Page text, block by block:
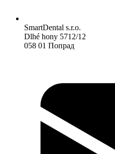
SmartDental s.r.o.
Dlhé hony 5712/12
058 01 Попрад